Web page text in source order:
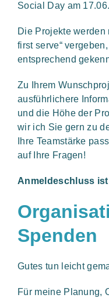
Social Day am
Die Projekte werden
first serve“
entsprechend
Zu Ihrem
ausführlichere
und die Höhe der
wir ich Sie gern zu
Ihre Teamstärke
auf Ihre Fragen!
Anmeldeschluss ist
Spenden
Gutes tun leicht
Für meine Planung,